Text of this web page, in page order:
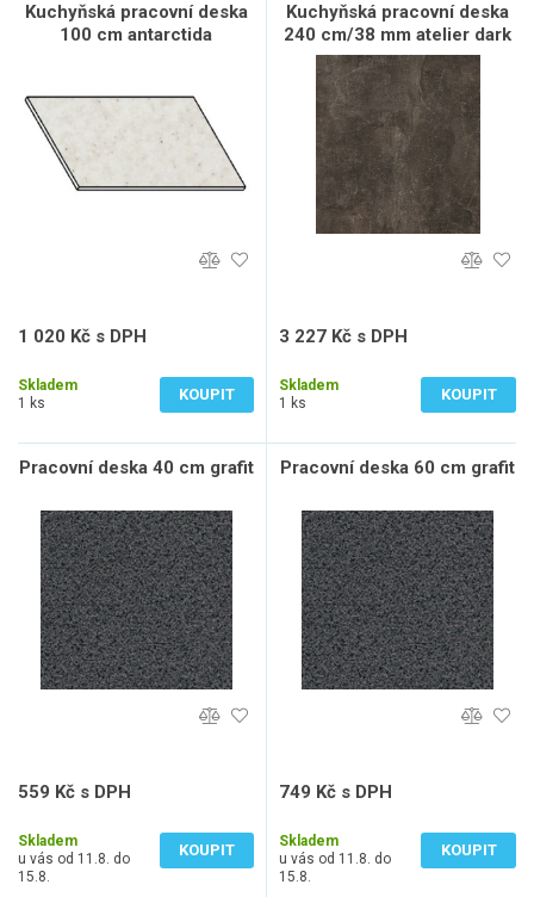
Kuchyňská pracovní deska
100 cm antarctida
1 020 Kč s DPH
Skladem
1 ks
KOUPIT
Kuchyňská pracovní deska
240 cm/38 mm atelier dark
3 227 Kč s DPH
Skladem
1 ks
KOUPIT
Pracovní deska 40 cm grafit
559 Kč s DPH
Skladem
u vás od 11.8. do
15.8.
KOUPIT
Pracovní deska 60 cm grafit
749 Kč s DPH
Skladem
u vás od 11.8. do
15.8.
KOUPIT